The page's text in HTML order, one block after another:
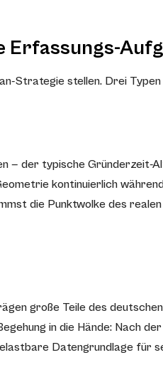
Strategie stellen. Drei
— der typische
kontinuierlich
die Punktwolke des
große Teile des
in die Hände: Nach
Datengrundlage für